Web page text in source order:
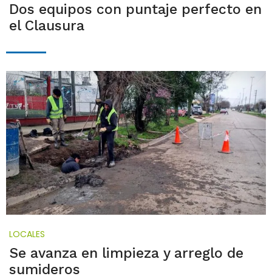
Dos equipos con puntaje perfecto en
el Clausura
LOCALES
Se avanza en limpieza y arreglo de
sumideros